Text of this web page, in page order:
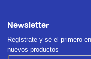
Newsletter
Regístrate y sé el primero
nuevos productos